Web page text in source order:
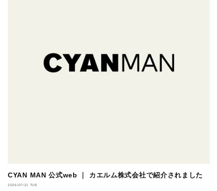
CYAN MAN 公式web ｜ カエルム株式会社で紹介されました
2026/07/21 TUE